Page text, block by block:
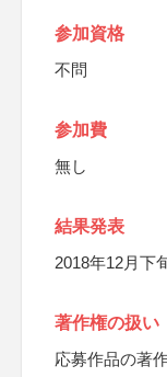
参加資格
不問
参加費
無し
結果発表
2018年12月下
著作権の扱い
応募作品の著